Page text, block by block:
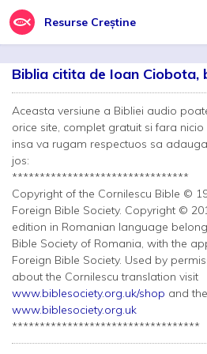
Resurse Creștine
Biblia citita de Ioan Ciobota,
Aceasta versiune a Bibliei audio
orice site, complet gratuit si fara
insa va rugam respectuos sa
jos:
********************************
Copyright of the Cornilescu Bible ©
Foreign Bible Society. Copyright ©
edition in Romanian language
Bible Society of Romania, with the
Foreign Bible Society. Used by
about the Cornilescu translation visit
www.biblesociety.org.uk/shop and
www.biblesociety.org.uk
**********************************